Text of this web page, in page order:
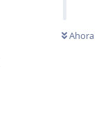
Ahora